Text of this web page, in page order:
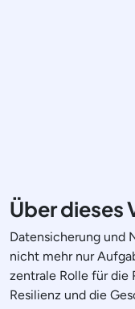
Über dieses
Datensicherung und
nicht mehr nur
zentrale Rolle für die
Resilienz und die